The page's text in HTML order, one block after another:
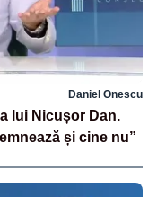
Daniel Onescu
lui Nicușor Dan.
și cine nu”